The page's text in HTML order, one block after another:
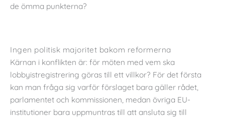
de ömma punkterna?
Ingen politisk majoritet bakom reformerna
Kärnan i konflikten är: för möten med vem ska
lobbyistregistrering göras till ett villkor? För det första
kan man fråga sig varför förslaget bara gäller rådet,
parlamentet och kommissionen, medan övriga EU-
institutioner bara uppmuntras till att ansluta sig till